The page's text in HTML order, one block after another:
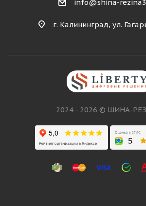
info@shina-
г. Калининград, ул.
2024 - 2026 © ШИНА-